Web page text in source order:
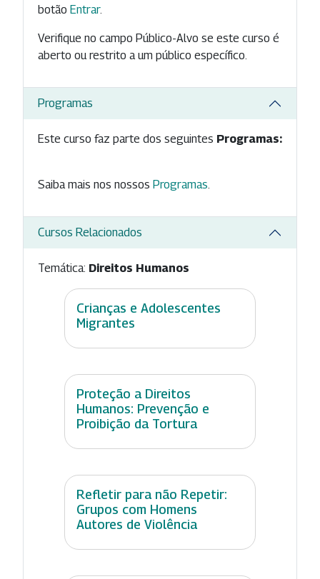
botão Entrar.
Verifique no campo Público-Alvo se este curso é
aberto ou restrito a um público específico.
Programas
Este curso faz parte dos seguintes Programas:
Saiba mais nos nossos Programas
Cursos Relacionados
Temática: Direitos Humanos
Crianças e Adolescentes
Migrantes
Proteção a Direitos
Humanos: Prevenção e
Proibição da Tortura
Refletir para não Repetir:
Grupos com Homens
Autores de Violência